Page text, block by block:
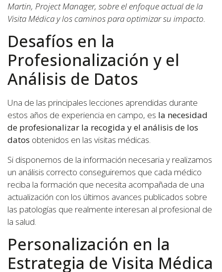
Martin, Project Manager, sobre el enfoque actual de la
Visita Médica y los caminos para optimizar su impacto.
Desafíos en la
Profesionalización y el
Análisis de Datos
Una de las principales lecciones aprendidas durante
estos años de experiencia en campo, es la necesidad
de profesionalizar la recogida y el análisis de los
datos obtenidos en las visitas médicas.
Si disponemos de la información necesaria y realizamos
un análisis correcto conseguiremos que cada médico
reciba la formación que necesita acompañada de una
actualización con los últimos avances publicados sobre
las patologías que realmente interesan al profesional de
la salud.
Personalización en la
Estrategia de Visita Médica